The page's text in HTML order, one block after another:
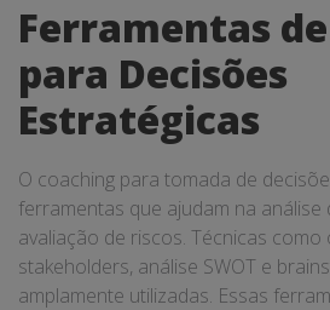
Ferramentas
para Decisões
Estratégicas
O coaching para tomada de
ferramentas que ajudam na análise
avaliação de riscos. Técnicas
stakeholders, análise SWOT e
amplamente utilizadas. Essas